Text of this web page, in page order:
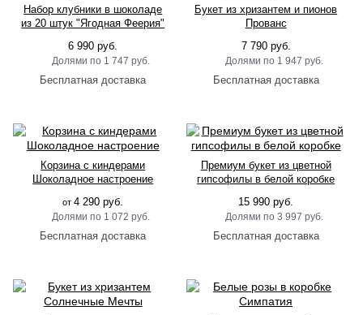
Набор клубники в шоколаде
из 20 штук "Ягодная Феерия"
6 990 руб.
1 747 руб.
Букет из хризантем и пионов
Прованс
7 790 руб.
1 947 руб.
Корзина с киндерами
Шоколадное настроение
от4 290 руб.
1 072 руб.
Премиум букет из цветной
гипсофилы в белой коробке
15 990 руб.
3 997 руб.